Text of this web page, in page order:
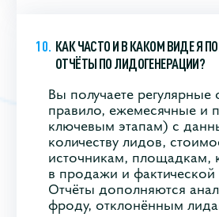
КАК ЧАСТО И В КАКОМ ВИДЕ Я
ОТЧЁТЫ ПО ЛИДОГЕНЕРАЦИИ?
Вы получаете регулярные
правило, ежемесячные и
ключевым этапам) с
количеству лидов,
источникам, площадкам,
в продажи и
Отчёты дополняются
фроду, отклонённым